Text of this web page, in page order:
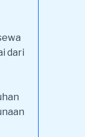
dari